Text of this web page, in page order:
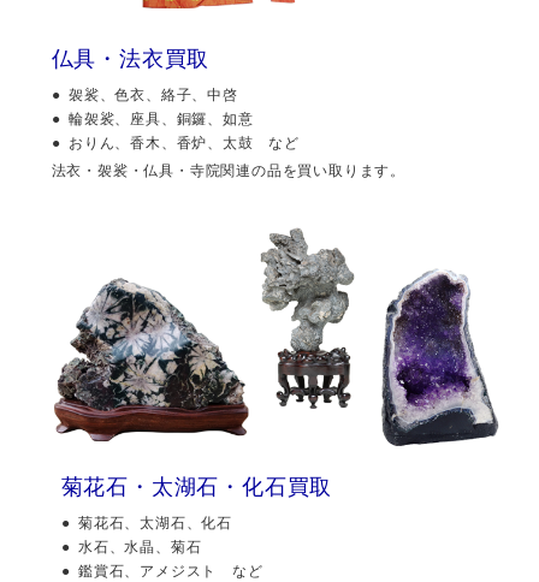
仏具・法衣買取
袈裟、色衣、絡子、中啓
輪袈裟、座具、銅鑼、如意
おりん、香木、香炉、太鼓 など
法衣・袈裟・仏具・寺院関連の品を買い取ります。
菊花石・太湖石・化石買取
菊花石、太湖石、化石
水石、水晶、菊石
鑑賞石、アメジスト など